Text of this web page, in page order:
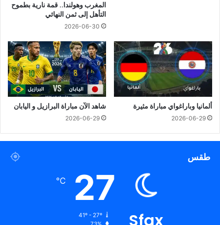
المغرب وهولندا.. قمة نارية بطموح
التأهل إلى ثمن النهائي
2026-06-30
ألمانيا وباراغواي مباراة مثيرة
2026-06-29
شاهد الآن مباراة البرازيل و اليابان
2026-06-29
طقس
Sfax
27
℃
41º - 27º